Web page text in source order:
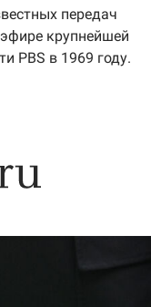
передач
крупнейшей
PBS в 1969 году.